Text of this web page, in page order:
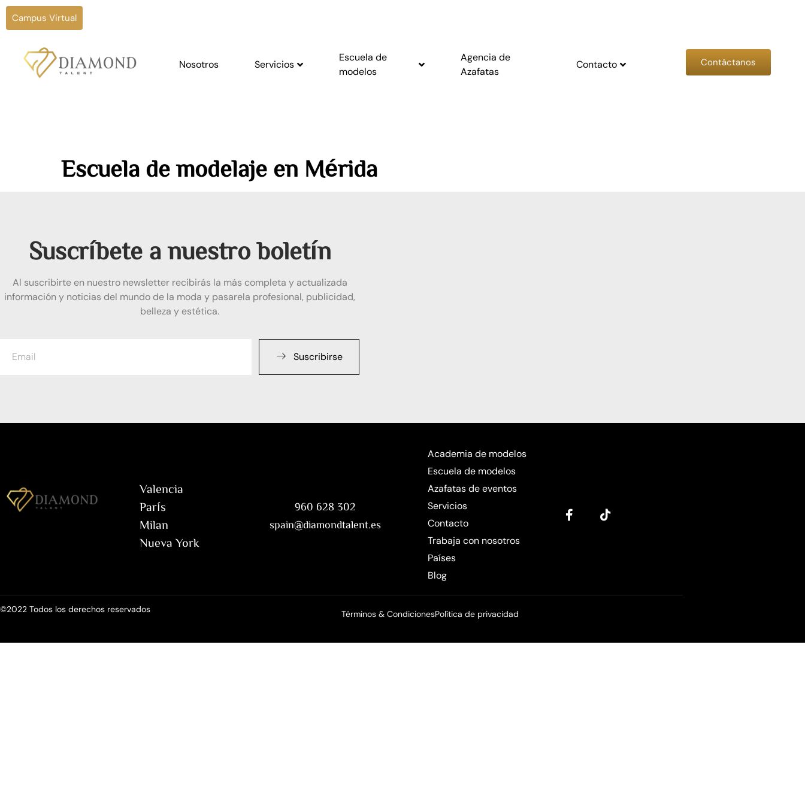
Campus Virtual
Nosotros Servicios
Escuela de
modelos
Agencia de
Azafatas
Contacto Contáctanos
Escuela de modelaje en Mérida
Suscríbete a nuestro boletín
Al suscribirte en nuestro newsletter recibirás la más completa y actualizada
información y noticias del mundo de la moda y pasarela profesional, publicidad,
belleza y estética.
Suscribirse
Valencia
París
Milan
Nueva York
960 628 302
spain@diamondtalent.es
Academia de modelos
Escuela de modelos
Azafatas de eventos
Servicios
Contacto
Trabaja con nosotros
Países
Blog
©2022 Todos los derechos reservados Términos & CondicionesPolítica de privacidad